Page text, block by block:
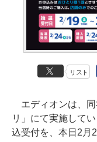
リスト
エディオンは、同
リ」にて実施して
込受付を、本日2月